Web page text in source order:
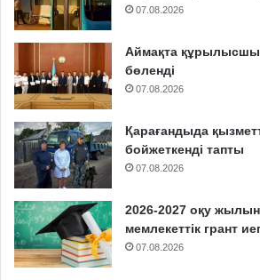
07.08.2026
Аймақта
бөленді
07.08.2026
Қарағандыда
бойжеткенді тапты
07.08.2026
2026-2027 оқу
мемлекеттік грант
07.08.2026